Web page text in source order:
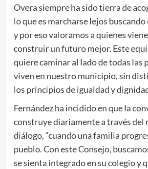
Overa siempre ha sido tierra de
lo que es marcharse lejos
y por eso valoramos a quienes
construir un futuro mejor. Este
quiere caminar al lado de todas las
viven en nuestro municipio, sin
los principios de igualdad y
Fernández ha incidido en que la
construye diariamente a través del
diálogo, “cuando una familia
pueblo. Con este Consejo,
se sienta integrado en su colegio y